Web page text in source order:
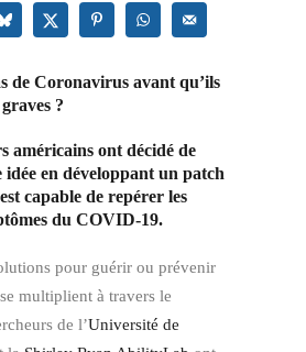
de Coronavirus avant qu’ils
?
américains ont décidé de
idée en développant un patch
capable de repérer les
du COVID-19.
pour guérir ou prévenir
multiplient à travers le
de l’Université de